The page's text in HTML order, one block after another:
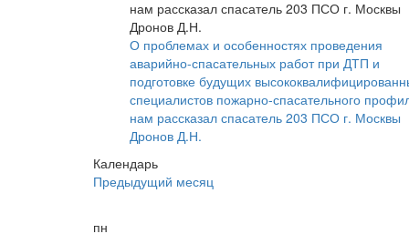
О проблемах и особенностях проведения
аварийно-спасательных работ при ДТП и
подготовке будущих
специалистов пожарно-спасательного
нам рассказал спасатель 203 ПСО г. Москвы
Дронов Д.Н.
Календарь
Предыдущий месяц
пн